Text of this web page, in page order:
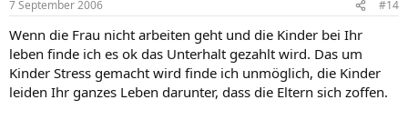
7 September 2006 #14
Wenn die Frau nicht arbeiten geht und die Kinder bei Ihr
leben finde ich es ok das Unterhalt gezahlt wird. Das um
Kinder Stress gemacht wird finde ich unmöglich, die Kinder
leiden Ihr ganzes Leben darunter, dass die Eltern sich zoffen.